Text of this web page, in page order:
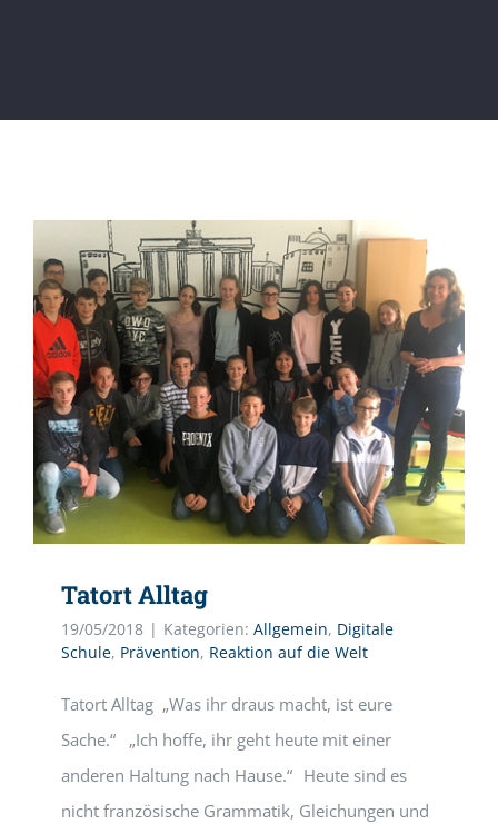
Tatort Alltag
19/05/2018 | Kategorien: Allgemein, Digitale
Schule, Prävention, Reaktion auf die Welt
Tatort Alltag „Was ihr draus macht, ist eure
Sache.“ „Ich hoffe, ihr geht heute mit einer
anderen Haltung nach Hause.“ Heute sind es
nicht französische Grammatik, Gleichungen und